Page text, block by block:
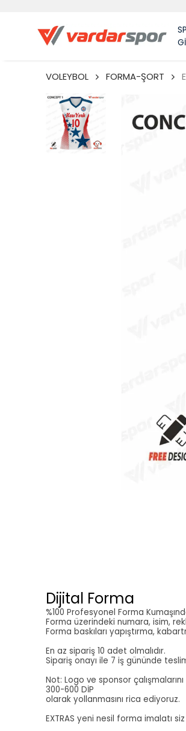
VOLEYBOL FORMA-ŞORT
Dijital Forma
%100 Profesyonel Forma
Forma üzerindeki numara, isim,
Forma baskıları yapıştırma,
En az sipariş 10 adet olmalıdır.
Sipariş onayı ile 7 iş gününde
Not: Logo ve sponsor çalışmalarını
300-600 DİP
olarak yollanmasını rica ediyoruz.
EXTRAS yeni nesil forma imalatı